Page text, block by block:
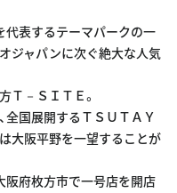
代表するテーマパークの一
ジャパンに次ぐ絶大な人気
Ｔ－ＳＩＴＥ。
全国展開するＴＳＵＴＡＹ
大阪平野を一望することが
阪府枚方市で一号店を開店